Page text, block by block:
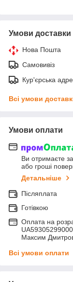
Умови доставки
Нова Пошта
Самовивіз
Кур'єрська
Всі умови
Умови оплати
Ви отримаєте
або гроші
Детальніше
Післяплата
Готівкою
Оплата на
Максим
Всі умови оплати